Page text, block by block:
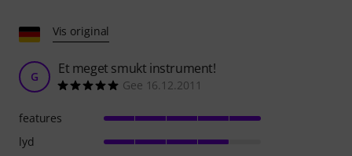
Vis original
G Et meget smukt instrument!
Gee 16.12.2011
features
lyd